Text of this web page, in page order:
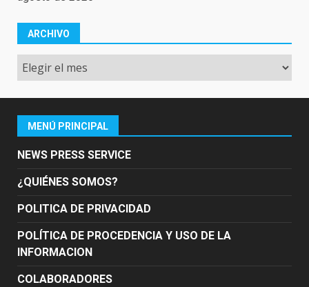
ARCHIVO
Archivo
MENÚ PRINCIPAL
NEWS PRESS SERVICE
¿QUIÉNES SOMOS?
POLITICA DE PRIVACIDAD
POLÍTICA DE PROCEDENCIA Y USO DE LA
INFORMACION
COLABORADORES